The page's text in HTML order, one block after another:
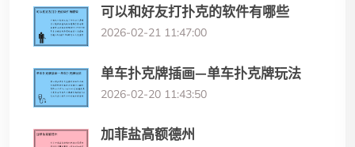
可以和好友打扑克的软件有哪些
2026-02-21 11:47:00
单车扑克牌插画—单车扑克牌玩法
2026-02-20 11:43:50
加菲盐高额德州